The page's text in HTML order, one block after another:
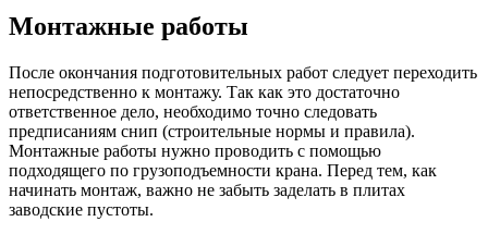
Монтажные работы
После окончания подготовительных работ следует переходить
непосредственно к монтажу. Так как это достаточно
ответственное дело, необходимо точно следовать
предписаниям снип (строительные нормы и правила).
Монтажные работы нужно проводить с помощью
подходящего по грузоподъемности крана. Перед тем, как
начинать монтаж, важно не забыть заделать в плитах
заводские пустоты.